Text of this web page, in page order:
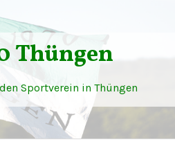
Thüngen
Sportverein in Thüngen